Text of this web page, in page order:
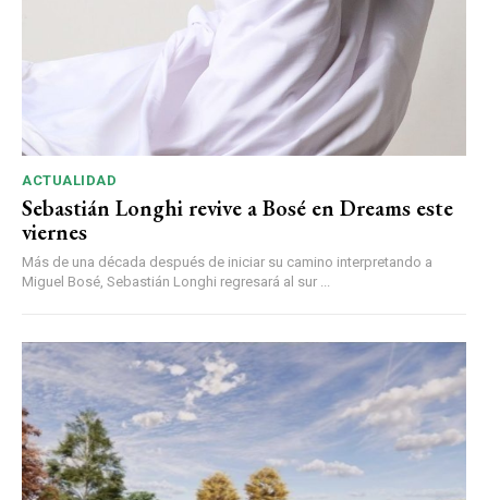
ACTUALIDAD
Sebastián Longhi revive a Bosé en Dreams este
viernes
Más de una década después de iniciar su camino interpretando a
Miguel Bosé, Sebastián Longhi regresará al sur ...